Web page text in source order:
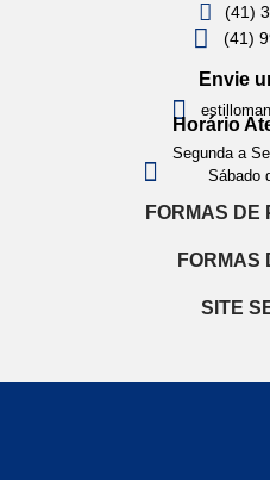
(41)
(41)
Envie
Horário
Segunda a
Sábado
FORMAS DE
FORMAS
SITE